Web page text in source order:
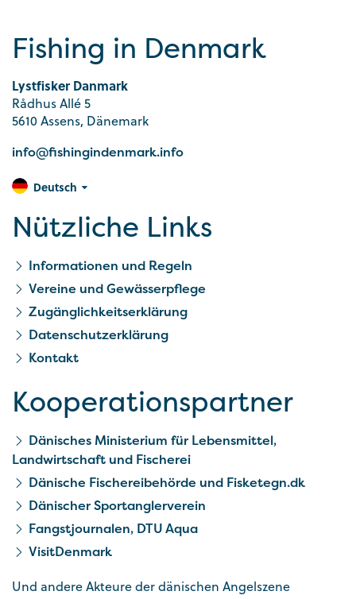
Fishing in Denmark
Lystfisker Danmark
Rådhus Allé 5
5610 Assens, Dänemark
info@fishingindenmark.info
Deutsch
Nützliche Links
Informationen und Regeln
Vereine und Gewässerpflege
Zugänglichkeitserklärung
Datenschutzerklärung
Kontakt
Kooperationspartner
Dänisches Ministerium für Lebensmittel,
Landwirtschaft und Fischerei
Dänische Fischereibehörde und Fisketegn.dk
Dänischer Sportanglerverein
Fangstjournalen, DTU Aqua
VisitDenmark
Und andere Akteure der dänischen Angelszene